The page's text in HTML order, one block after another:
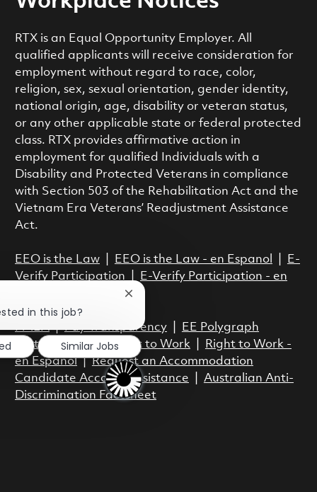
RTX is an Equal Opportunity Employer. All
qualified applicants will receive consideration for
employment without regard to race, color,
religion, sex, sexual orientation, gender identity,
national origin, age, disability or veteran status,
or any other applicable state or federal protected
class. RTX provides affirmative action in
employment for qualified Individuals with a
Disability and Protected Veterans in compliance
with Section 503 of the Rehabilitation Act and the
Vietnam Era Veterans’ Readjustment Assistance
Act.
EEO is the Law| EEO is the Law - en Espanol
E-
Verify Participation
E-Verify Participation - en
FMLA|Pay Transparency|
EE Polygraph
Protection Act |Right to Work|
Right to Work -
en Espanol|Request an Accommodation
Candidate Account Assistance
Australian Anti-
Discrimination Factsheet
in this job?
Close chatbot notification
Similar Jobs